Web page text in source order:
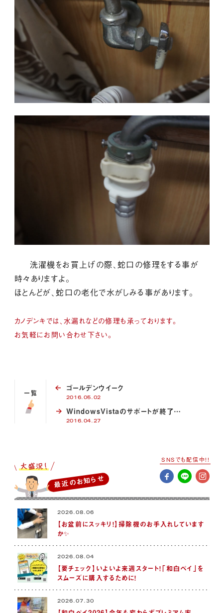
洗濯機をお買上げの際、蛇口の修理をする事が
時々ありますよ。
ほとんどが、蛇口の老化で水がしみる事があります。
カノデンキでは、水漏れなどの修理も承っております。
お気軽にお問い合わせ下さい。
一覧 ゴールデンウイーク
2016.05.02
WindowsVistaのサポートが終了…
2016.04.27
最近のお知らせ
2026.08.06
【お盆前にスッキリ！】掃除機のお手入れしています
か✨
2026.08.04
【要チェック】いよいよ来週スタート！「和白ペイ」を
スムーズに購入するために！
2026.07.30
SNSでも配信中!!